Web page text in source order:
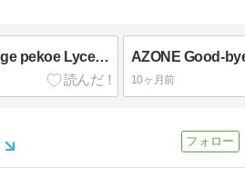
AZONE Good-bye orange pekoe Lycee 10
10ヶ月前